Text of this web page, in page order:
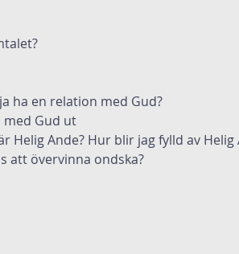
ha en relation med Gud?
Gud ut
Helig Ande? Hur blir jag fylld av Helig
att övervinna ondska?